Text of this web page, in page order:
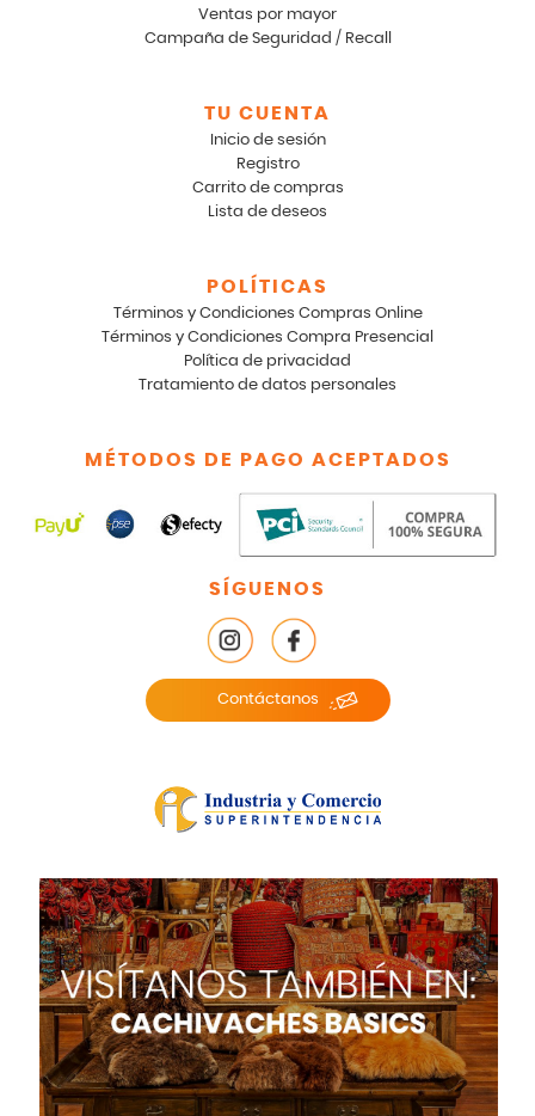
Ventas por mayor
Campaña de Seguridad / Recall
TU CUENTA
Inicio de sesión
Registro
Carrito de compras
Lista de deseos
POLÍTICAS
Términos y Condiciones Compras Online
Términos y Condiciones Compra Presencial
Política de privacidad
Tratamiento de datos personales
MÉTODOS DE PAGO ACEPTADOS
SÍGUENOS
Contáctanos